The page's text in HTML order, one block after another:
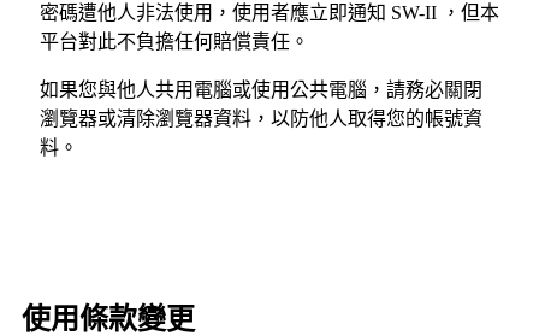
密碼遭他人非法使用，使用者應立即通知 SW-II ，但本
平台對此不負擔任何賠償責任。
如果您與他人共用電腦或使用公共電腦，請務必關閉
瀏覽器或清除瀏覽器資料，以防他人取得您的帳號資
料。
使用條款變更